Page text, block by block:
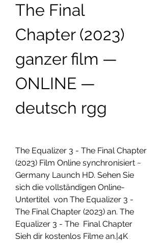
The Final
Chapter (2023)
ganzer film —
ONLINE —
deutsch rgg
The Equalizer 3 - The Final Chapter
(2023) Film Online synchronisiert ~
Germany Launch HD. Sehen Sie
sich die vollständigen Online-
Untertitel  von The Equalizer 3 -
The Final Chapter (2023) an. The
Equalizer 3 - The  Final Chapter
Sieh dir kostenlos Filme an.|4K